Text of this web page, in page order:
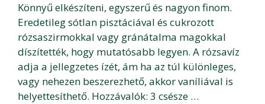
Könnyű elkészíteni, egyszerű és nagyon finom.
Eredetileg sótlan pisztáciával és cukrozott
rózsaszirmokkal vagy gránátalma magokkal
díszítették, hogy mutatósabb legyen. A rózsavíz
adja a jellegzetes ízét, ám ha az túl különleges,
vagy nehezen beszerezhető, akkor vaníliával is
helyettesíthető. Hozzávalók: 3 csésze …